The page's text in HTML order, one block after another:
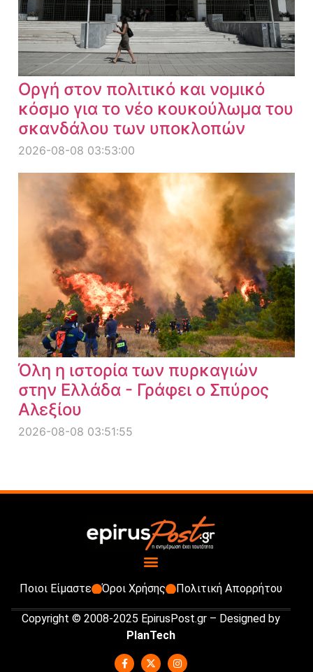
Οργή στον πολιτικό και νομικό
κόσμο για το νέο κουκούλωμα του
σκανδάλου των υποκλοπών
2026-08-08 03:53:00
Όλη η ιστορία των πυρκαγιών
στην Ελλάδα - Γράφει ο Σπύρος
Αλεξίου
2026-08-08 03:51:55
Ποιοι Είμαστε Όροι Χρήσης Πολιτική Απορρήτου
Copyright © 2008-2025 EpirusPost.gr – Designed by
PlanTech